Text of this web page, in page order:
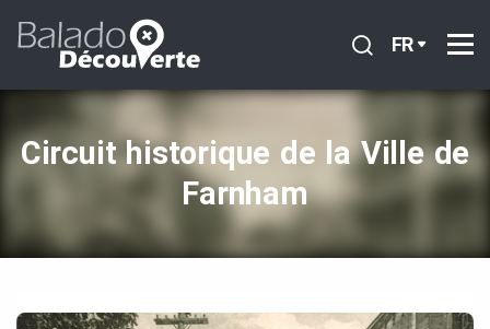
FR
Circuit historique de la Ville de
Farnham